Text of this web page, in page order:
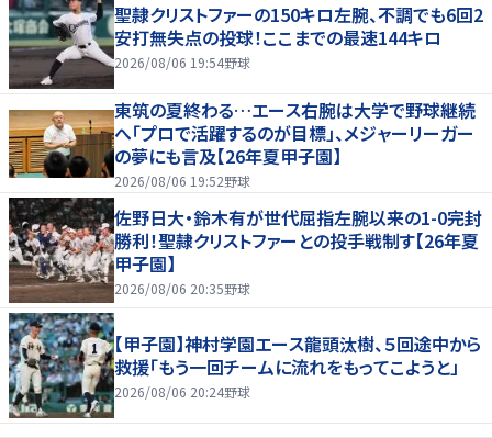
聖隷クリストファーの150キロ左腕、不調でも6回2
安打無失点の投球！ここまでの最速144キロ
2026/08/06 19:54野球
東筑の夏終わる…エース右腕は大学で野球継続
へ「プロで活躍するのが目標」、メジャーリーガー
の夢にも言及【26年夏甲子園】
2026/08/06 19:52野球
佐野日大・鈴木有が世代屈指左腕以来の1-0完封
勝利！聖隷クリストファーとの投手戦制す【26年夏
甲子園】
2026/08/06 20:35野球
【甲子園】神村学園エース龍頭汰樹、５回途中から
救援「もう一回チームに流れをもってこようと」
2026/08/06 20:24野球